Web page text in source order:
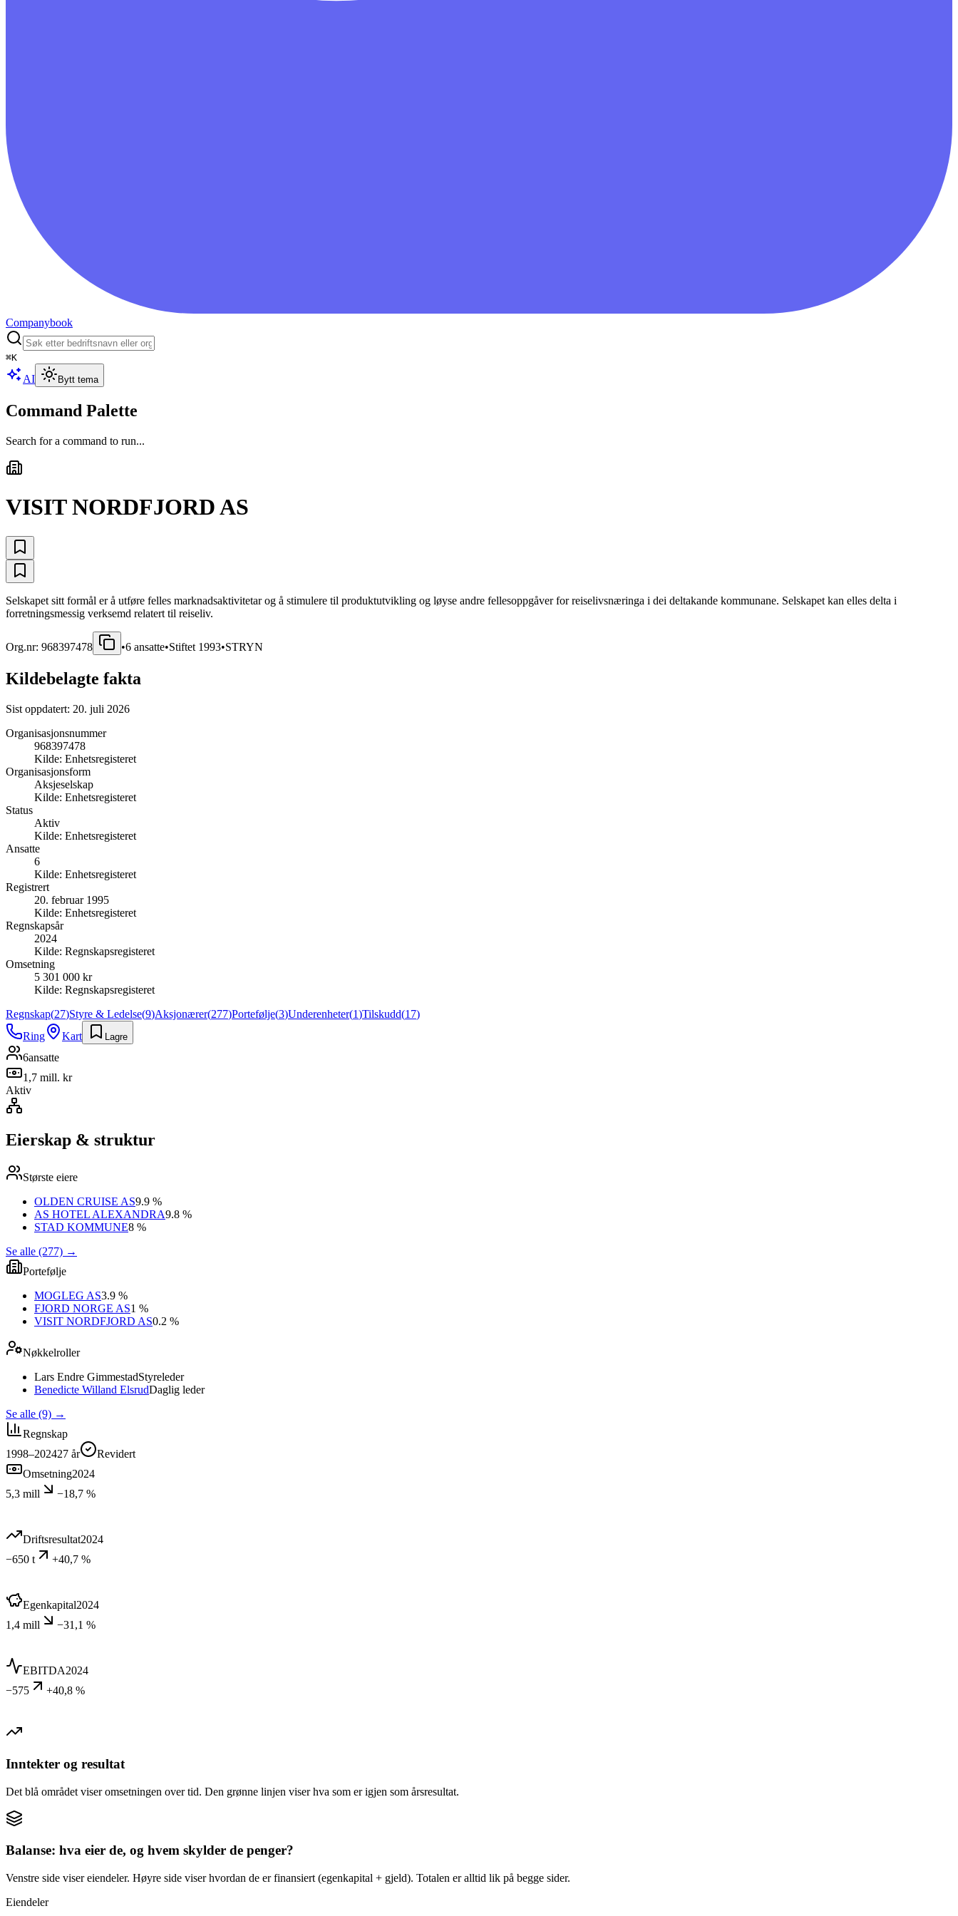
Companybook
⌘K
AI Bytt tema
Command Palette
Search for a command to run...
VISIT NORDFJORD AS
Selskapet sitt formål er å utføre felles marknadsaktivitetar og å stimulere til produktutvikling og løyse andre fellesoppgåver for reiselivsnæringa i dei deltakande kommunane. Selskapet kan elles delta i
forretningsmessig verksemd relatert til reiseliv.
Org.nr: 968397478 •6 ansatte•Stiftet 1993•STRYN
Kildebelagte fakta
Sist oppdatert: 20. juli 2026
Organisasjonsnummer
968397478
Kilde: Enhetsregisteret
Organisasjonsform
Aksjeselskap
Kilde: Enhetsregisteret
Status
Aktiv
Kilde: Enhetsregisteret
Ansatte
6
Kilde: Enhetsregisteret
Registrert
20. februar 1995
Kilde: Enhetsregisteret
Regnskapsår
2024
Kilde: Regnskapsregisteret
Omsetning
5 301 000 kr
Kilde: Regnskapsregisteret
Regnskap(27)Styre & Ledelse(9)Aksjonærer(277)Portefølje(3)Underenheter(1)Tilskudd(17)
Ring
Kart Lagre
6ansatte
1,7 mill. kr
Aktiv
Eierskap & struktur
Største eiere
OLDEN CRUISE AS9.9 %
AS HOTEL ALEXANDRA9.8 %
STAD KOMMUNE8 %
Se alle (277) →
Portefølje
MOGLEG AS3.9 %
FJORD NORGE AS1 %
VISIT NORDFJORD AS0.2 %
Nøkkelroller
Lars Endre GimmestadStyreleder
Benedicte Willand ElsrudDaglig leder
Se alle (9) →
Regnskap
1998–202427 år
Revidert
Omsetning2024
5,3 mill
−18,7 %
Driftsresultat2024
−650 t
+40,7 %
Egenkapital2024
1,4 mill
−31,1 %
EBITDA2024
−575
+40,8 %
Inntekter og resultat
Det blå området viser omsetningen over tid. Den grønne linjen viser hva som er igjen som årsresultat.
Balanse: hva eier de, og hvem skylder de penger?
Venstre side viser eiendeler. Høyre side viser hvordan de er finansiert (egenkapital + gjeld). Totalen er alltid lik på begge sider.
Eiendeler